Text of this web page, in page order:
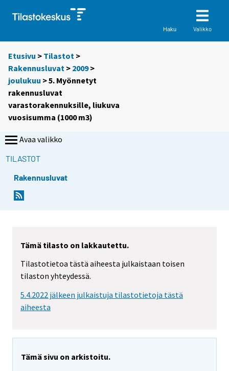
Haku Valikko
Etusivu > Tilastot >
Rakennusluvat > 2009>
joulukuu > 5. Myönnetyt
rakennusluvat
varastorakennuksille, liukuva
vuosisumma (1000 m3)
Avaa valikko
TILASTOT
Rakennusluvat
Tämä tilasto on lakkautettu.
Tilastotietoa tästä aiheesta julkaistaan toisen
tilaston yhteydessä.
5.4.2022 jälkeen julkaistuja tilastotietoja tästä
aiheesta
Tämä sivu on arkistoitu.